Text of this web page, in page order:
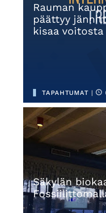
Rauman
päättyy
kisaa voitosta
TAPAHTUMAT |
Säkylän